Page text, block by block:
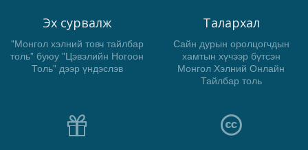
Эх сурвалж
"Монгол хэлний товч тайлбар
толь" буюу "Цэвэлийн Ногоон
Толь" дээр үндэслэв
Талархал
Сайн дурын оролцогчдын
хамтын хүчээр бүтсэн
Монгол Хэлний Онлайн
Тайлбар толь